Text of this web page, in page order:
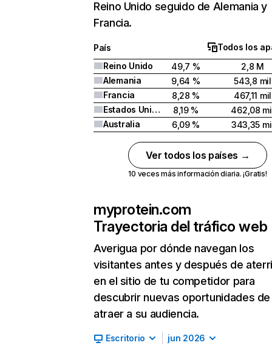
Reino Unido seguido de Alemania y
Francia.
País
Todos los
Reino Unido
49,7 %
2,8 M
Alemania
9,64 %
543,8 mil
Francia
8,28 %
467,11 mil
Estados Unidos
8,19 %
462,08
Australia
6,09 % 343,35
Ver todos los países →
10 veces más información diaria. ¡Gratis!
myprotein.com
Trayectoria del tráfico web
Averigua por dónde navegan los
visitantes antes y después de
en el sitio de tu competidor para
descubrir nuevas oportunidades de
atraer a su audiencia.
Escritorio jun 2026